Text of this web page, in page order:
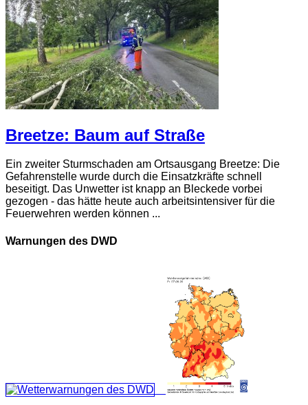
Breetze: Baum auf Straße
Ein zweiter Sturmschaden am Ortsausgang Breetze: Die
Gefahrenstelle wurde durch die Einsatzkräfte schnell
beseitigt. Das Unwetter ist knapp an Bleckede vorbei
gezogen - das hätte heute auch arbeitsintensiver für die
Feuerwehren werden können ...
Warnungen des DWD